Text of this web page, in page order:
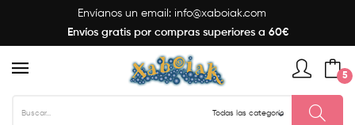
Envíanos un email: info@xaboiak.com
Envíos gratis por compras superiores a 60€
5